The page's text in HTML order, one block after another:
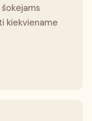
kiekviename